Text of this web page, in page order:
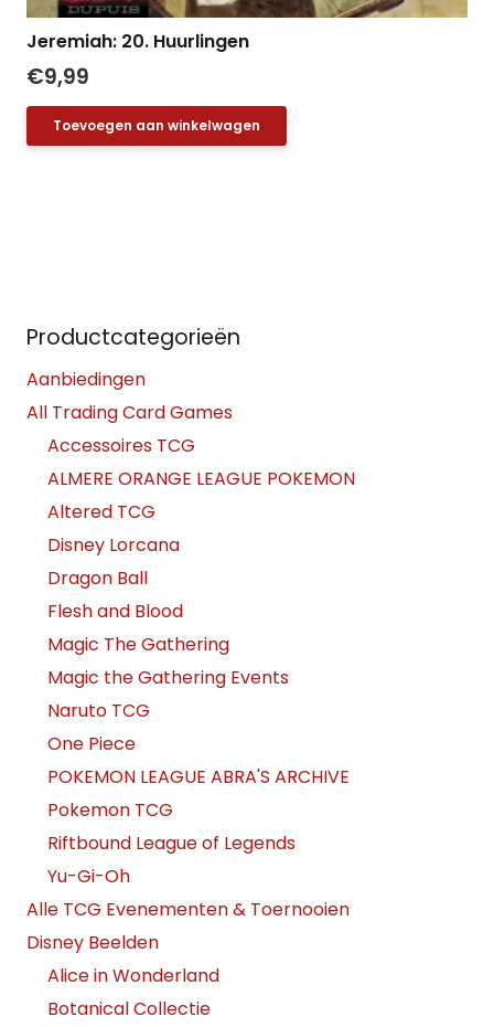
Jeremiah: 20. Huurlingen
€9,99
Toevoegen aan winkelwagen
Productcategorieën
Aanbiedingen
All Trading Card Games
Accessoires TCG
ALMERE ORANGE LEAGUE POKEMON
Altered TCG
Disney Lorcana
Dragon Ball
Flesh and Blood
Magic The Gathering
Magic the Gathering Events
Naruto TCG
One Piece
POKEMON LEAGUE ABRA'S ARCHIVE
Pokemon TCG
Riftbound League of Legends
Yu-Gi-Oh
Alle TCG Evenementen & Toernooien
Disney Beelden
Alice in Wonderland
Botanical Collectie